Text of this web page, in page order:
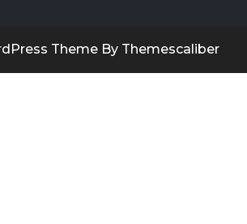
ThemeBy Themescaliber